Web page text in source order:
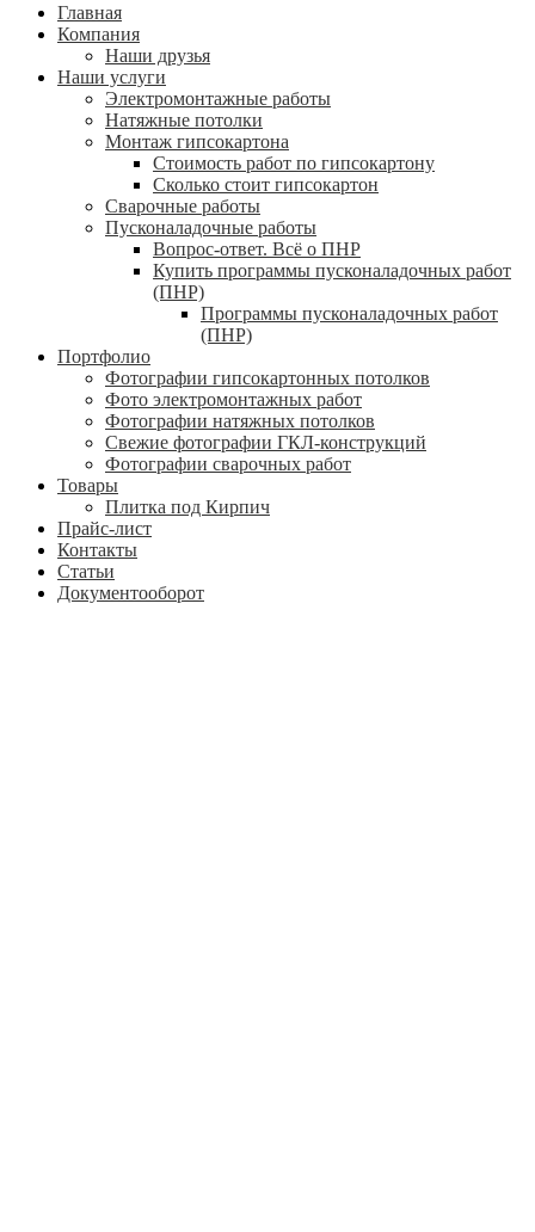
Главная
Компания
Наши друзья
Наши услуги
Электромонтажные работы
Натяжные потолки
Монтаж гипсокартона
Стоимость работ по гипсокартону
Сколько стоит гипсокартон
Сварочные работы
Пусконаладочные работы
Вопрос-ответ. Всё о ПНР
Купить программы пусконаладочных работ
(ПНР)
Программы пусконаладочных работ
(ПНР)
Портфолио
Фотографии гипсокартонных потолков
Фото электромонтажных работ
Фотографии натяжных потолков
Свежие фотографии ГКЛ-конструкций
Фотографии сварочных работ
Товары
Плитка под Кирпич
Прайс-лист
Контакты
Статьи
Документооборот